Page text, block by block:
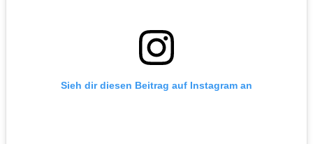
Sieh dir diesen Beitrag auf Instagram an